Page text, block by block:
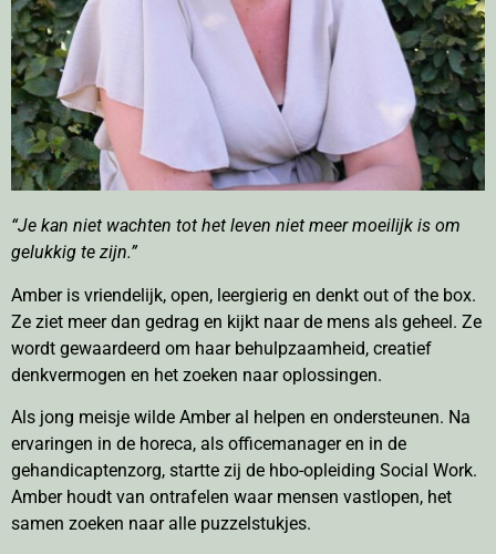
“Je kan niet wachten tot het leven niet meer moeilijk is om
gelukkig te zijn.”
Amber is vriendelijk, open, leergierig en denkt out of the box.
Ze ziet meer dan gedrag en kijkt naar de mens als geheel. Ze
wordt gewaardeerd om haar behulpzaamheid, creatief
denkvermogen en het zoeken naar oplossingen.
Als jong meisje wilde Amber al helpen en ondersteunen. Na
ervaringen in de horeca, als officemanager en in de
gehandicaptenzorg, startte zij de hbo-opleiding Social Work.
Amber houdt van ontrafelen waar mensen vastlopen, het
samen zoeken naar alle puzzelstukjes.